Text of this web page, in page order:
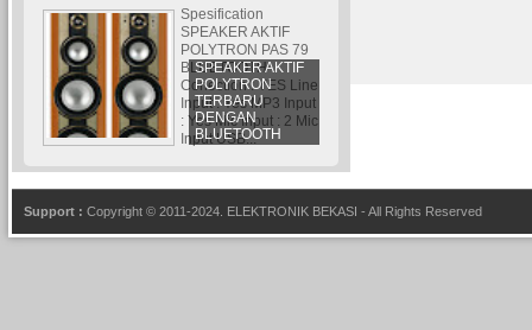
SPEAKER AKTIF
POLYTRON
TERBARU
DENGAN
BLUETOOTH
Spesification
SPEAKER AKTIF
POLYTRON PAS 79
BLUETOOTH
Conection : YES Line
Input : Yes MP3 Input
: Yes Mic Input : 2 Mic
Input USB...
Support : Copyright © 2011-2024. ELEKTRONIK BEKASI - All Rights Reserved